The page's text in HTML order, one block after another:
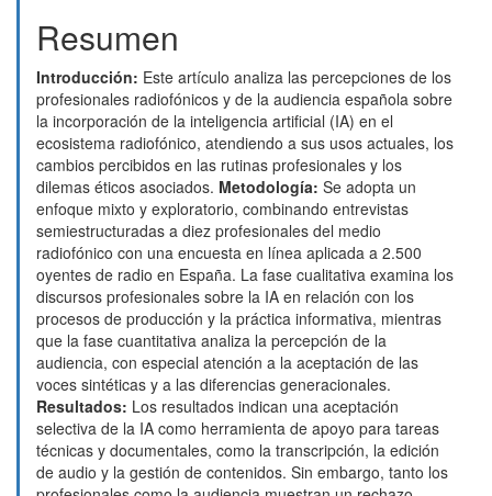
artículo
Resumen
Introducción: Este artículo analiza las percepciones de los
profesionales radiofónicos y de la audiencia española sobre
la incorporación de la inteligencia artificial (IA) en el
ecosistema radiofónico, atendiendo a sus usos actuales, los
cambios percibidos en las rutinas profesionales y los
dilemas éticos asociados. Metodología: Se adopta un
enfoque mixto y exploratorio, combinando entrevistas
semiestructuradas a diez profesionales del medio
radiofónico con una encuesta en línea aplicada a 2.500
oyentes de radio en España. La fase cualitativa examina los
discursos profesionales sobre la IA en relación con los
procesos de producción y la práctica informativa, mientras
que la fase cuantitativa analiza la percepción de la
audiencia, con especial atención a la aceptación de las
voces sintéticas y a las diferencias generacionales.
Resultados: Los resultados indican una aceptación
selectiva de la IA como herramienta de apoyo para tareas
técnicas y documentales, como la transcripción, la edición
de audio y la gestión de contenidos. Sin embargo, tanto los